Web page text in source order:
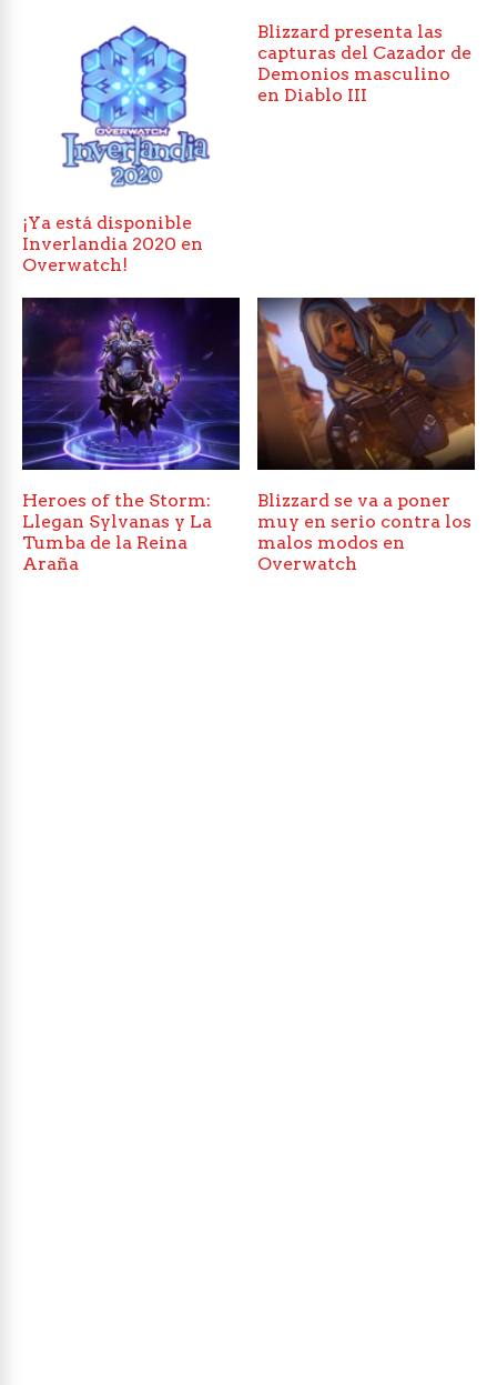
¡Ya está disponible
Inverlandia 2020 en
Overwatch!
Blizzard presenta las
capturas del Cazador de
Demonios masculino
en Diablo III
Heroes of the Storm:
Llegan Sylvanas y La
Tumba de la Reina
Araña
Blizzard se va a poner
muy en serio contra los
malos modos en
Overwatch